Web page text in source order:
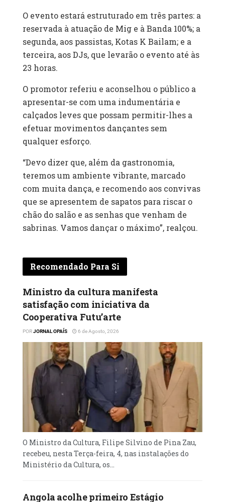
O evento estará estruturado em três partes: a
reservada à atuação de Mig e à Banda 100%; a
segunda, aos passistas, Kotas K Bailam; e a
terceira, aos DJs, que levarão o evento até às
23 horas.
O promotor referiu e aconselhou o público a
apresentar-se com uma indumentária e
calçados leves que possam permitir-lhes a
efetuar movimentos dançantes sem
qualquer esforço.
“Devo dizer que, além da gastronomia,
teremos um ambiente vibrante, marcado
com muita dança, e recomendo aos convivas
que se apresentem de sapatos para riscar o
chão do salão e as senhas que venham de
sabrinas. Vamos dançar o máximo”, realçou.
Recomendado Para Si
Ministro da cultura manifesta
satisfação com iniciativa da
Cooperativa Futu’arte
PORJORNAL OPAÍS 6 de Agosto, 2026
O Ministro da Cultura, Filipe Silvino de Pina Zau,
recebeu, nesta Terça-feira, 4, nas instalações do
Ministério da Cultura, os...
Angola acolhe primeiro Estágio